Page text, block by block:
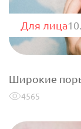
Для лица
Широкие
4565